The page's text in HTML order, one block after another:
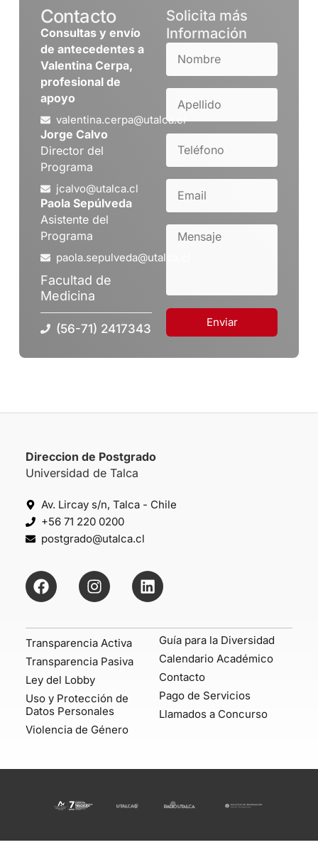
Contacto
Consultas y envío
de antecedentes a
Valentina Cerpa,
profesional de
apoyo
valentina.cerpa@utalca.cl
Jorge Calvo
Director del
Programa
jcalvo@utalca.cl
Paola Sepúlveda
Asistente del
Programa
paola.sepulveda@utalca.cl
Facultad de
Medicina
(56-71) 2417343
Solicita más
Información
Enviar
Direccion de Postgrado
Universidad de Talca
Av. Lircay s/n, Talca - Chile
+56 71 220 0200
postgrado@utalca.cl
Transparencia Activa
Transparencia Pasiva
Ley del Lobby
Uso y Protección de
Datos Personales
Violencia de Género
Guía para la Diversidad
Calendario Académico
Contacto
Pago de Servicios
Llamados a Concurso